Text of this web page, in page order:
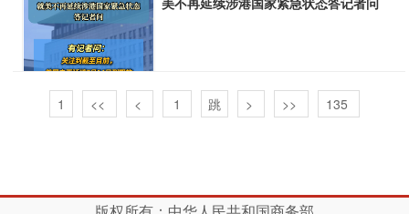
1 << < > >> 135